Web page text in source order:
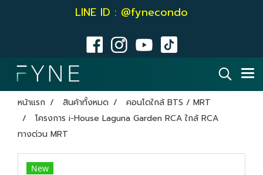
LINE ID : @fynecondo
หน้าแรก สินค้าทั้งหมด
คอนโดใกล้ BTS / MRT
โครงการ i-House Laguna Garden RCA ใกล้ RCA
ทางด่วน MRT
New